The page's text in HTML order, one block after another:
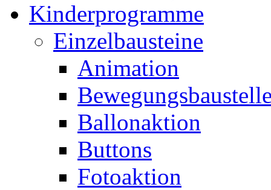
Kinderprogramme
Einzelbausteine
Animation
Ballonaktion
Buttons
Fotoaktion